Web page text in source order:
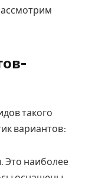
такого
вариантов:
Это наиболее